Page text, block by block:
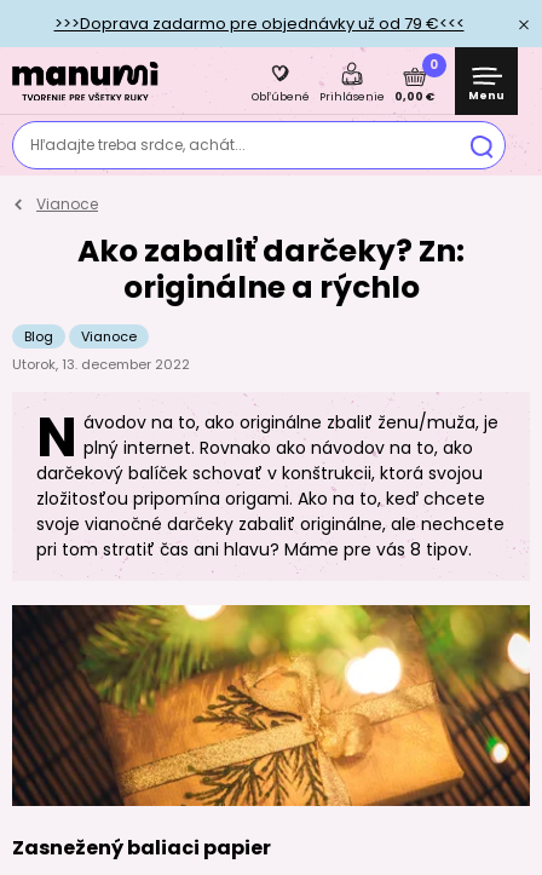
>>>Doprava zadarmo pre objednávky už od 79 €<<<
Hľadajte treba srdce, achát...
Obľúbené Prihlásenie
0
0,00 € Menu
Vianoce
Ako zabaliť darčeky? Zn:
originálne a rýchlo
Blog
Vianoce
Utorok, 13. december 2022
N ávodov na to, ako originálne zbaliť ženu/muža, je
plný internet. Rovnako ako návodov na to, ako
darčekový balíček schovať v konštrukcii, ktorá svojou
zložitosťou pripomína origami. Ako na to, keď chcete
svoje vianočné darčeky zabaliť originálne, ale nechcete
pri tom stratiť čas ani hlavu? Máme pre vás 8 tipov.
Zasnežený baliaci papier